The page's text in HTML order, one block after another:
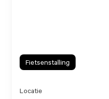
Locatie
Fietsenstalling